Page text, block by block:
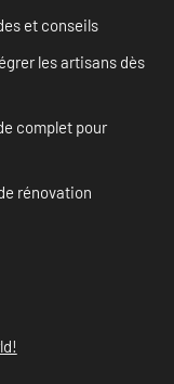
et conseils
les artisans dès
complet pour
rénovation